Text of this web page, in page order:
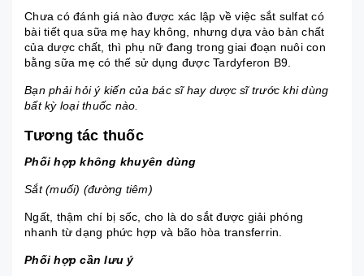
Chưa có đánh giá nào được xác lập về việc sắt sulfat có
bài tiết qua sữa mẹ hay không, nhưng dựa vào bản chất
của dược chất, thì phụ nữ đang trong giai đoạn nuôi con
bằng sữa mẹ có thế sử dụng được Tardyferon B9.
Bạn phải hỏi ý kiến của bác sĩ hay dược sĩ trước khi dùng
bất kỳ loại thuốc nào.
Tương tác thuốc
Phối hợp không khuyên dùng
Sắt (muối) (đường tiêm)
Ngất, thậm chí bị sốc, cho là do sắt được giải phóng
nhanh từ dạng phức hợp và bão hòa transferrin.
Phối hợp cần lưu ý